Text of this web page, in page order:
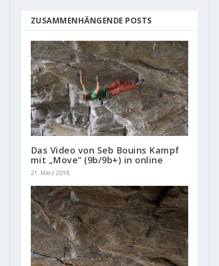
ZUSAMMENHÄNGENDE POSTS
Das Video von Seb Bouins Kampf
mit „Move“ (9b/9b+) in online
21. März 2018